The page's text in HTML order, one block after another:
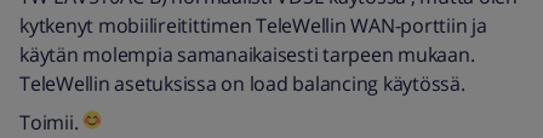
kytkenyt mobiilireitittimen TeleWellin WAN-porttiin ja
käytän molempia samanaikaisesti tarpeen mukaan.
TeleWellin asetuksissa on load balancing käytössä.
Toimii.